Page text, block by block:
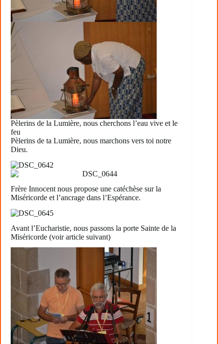
Pèlerins de la Lumière, nous cherchons l’eau vive et le
feu
Pèlerins de ta Lumière, nous marchons vers toi notre
Dieu.
Frère Innocent nous propose une catéchèse sur la
Miséricorde et l’ancrage dans l’Espérance.
Avant l’Eucharistie, nous passons la porte Sainte de la
Miséricorde (voir article suivant)